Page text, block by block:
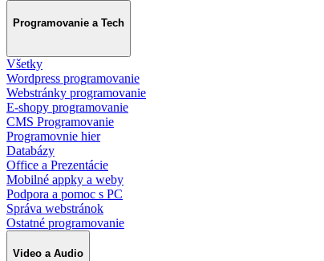
Programovanie a Tech
Všetky
Wordpress programovanie
Webstránky programovanie
E-shopy programovanie
CMS Programovanie
Programovnie hier
Databázy
Office a Prezentácie
Mobilné appky a weby
Podpora a pomoc s PC
Správa webstránok
Ostatné programovanie
Video a Audio